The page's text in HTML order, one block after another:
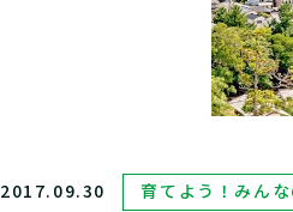
2017.09.30 育てよう！みん